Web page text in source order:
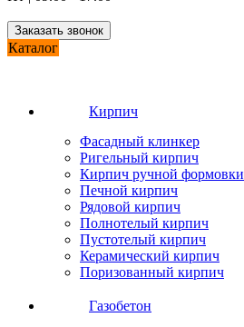
Заказать звонок
Каталог
Кирпич
Фасадный клинкер
Ригельный кирпич
Кирпич ручной формовки
Печной кирпич
Рядовой кирпич
Полнотелый кирпич
Пустотелый кирпич
Керамический кирпич
Поризованный кирпич
Газобетон